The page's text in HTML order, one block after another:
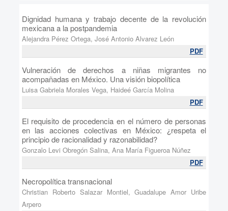
Dignidad humana y trabajo decente de la revolución
mexicana a la postpandemia
Alejandra Pérez Ortega, José Antonio Alvarez León
PDF
Vulneración de derechos a niñas migrantes no
acompañadas en México. Una visión biopolítica
Luisa Gabriela Morales Vega, Haideé García Molina
PDF
El requisito de procedencia en el número de personas
en las acciones colectivas en México: ¿respeta el
principio de racionalidad y razonabilidad?
Gonzalo Levi Obregón Salina, Ana María Figueroa Núñez
PDF
Necropolítica transnacional
Christian Roberto Salazar Montiel, Guadalupe Amor Uribe
Arpero